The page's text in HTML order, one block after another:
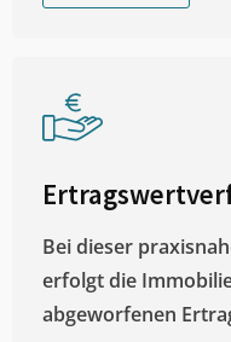
Bei dieser
erfolgt die
abgeworfenen